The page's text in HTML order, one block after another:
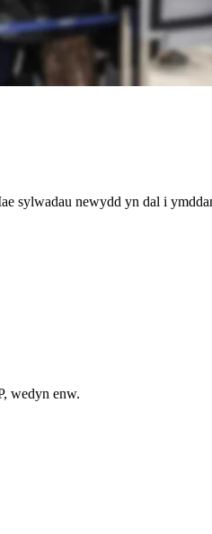
sylwadau newydd yn dal i
wedyn enw.